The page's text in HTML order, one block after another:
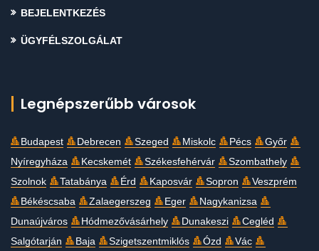
BEJELENTKEZÉS
ÜGYFÉLSZOLGÁLAT
Legnépszerűbb városok
Budapest Debrecen Szeged Miskolc Pécs
Győr
Nyíregyháza
Kecskemét Székesfehérvár
Szombathely
Szolnok
Tatabánya Érd Kaposvár Sopron
Veszprém
Békéscsaba
Zalaegerszeg Eger
Nagykanizsa
Dunaújváros
Hódmezővásárhely Dunakeszi
Cegléd
Salgótarján
Baja Szigetszentmiklós Ózd
Vác